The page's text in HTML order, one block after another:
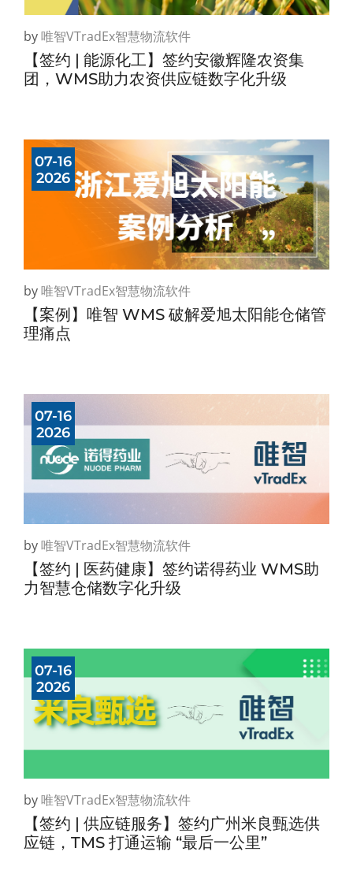
by唯智vTradEx智慧物流软件
【签约 | 能源化工】签约安徽辉隆农资集
团，WMS助力农资供应链数字化升级
07-16
2026
by唯智vTradEx智慧物流软件
【案例】唯智 WMS 破解爱旭太阳能仓储管
理痛点
07-16
2026
by唯智vTradEx智慧物流软件
【签约 | 医药健康】签约诺得药业 WMS助
力智慧仓储数字化升级
07-16
2026
by唯智vTradEx智慧物流软件
【签约 | 供应链服务】签约广州米良甄选供
应链，TMS 打通运输 “最后一公里”